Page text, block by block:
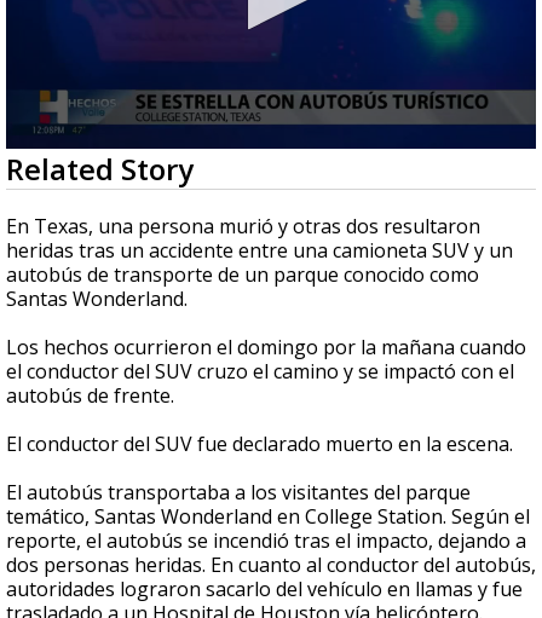
0
seconds
of
1
minute,
2
seconds
Related Story
En Texas, una persona murió y otras dos resultaron
heridas tras un accidente entre una camioneta SUV y un
autobús de transporte de un parque conocido como
Santas Wonderland.
Los hechos ocurrieron el domingo por la mañana cuando
el conductor del SUV cruzo el camino y se impactó con el
autobús de frente.
El conductor del SUV fue declarado muerto en la escena.
El autobús transportaba a los visitantes del parque
temático, Santas Wonderland en College Station. Según el
reporte, el autobús se incendió tras el impacto, dejando a
dos personas heridas. En cuanto al conductor del autobús,
autoridades lograron sacarlo del vehículo en llamas y fue